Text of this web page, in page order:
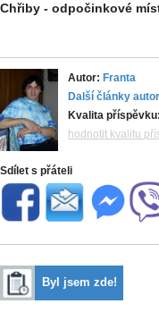
Chřiby - odpočinkové
Autor: Franta
Další články
Kvalita
hodnotit kvalitu
Sdílet s přáteli
Byl jsem zde!